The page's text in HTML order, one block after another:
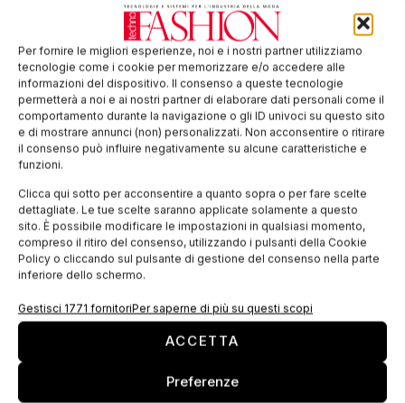
Per fornire le migliori esperienze, noi e i nostri partner utilizziamo
tecnologie come i cookie per memorizzare e/o accedere alle
informazioni del dispositivo. Il consenso a queste tecnologie
permetterà a noi e ai nostri partner di elaborare dati personali come il
comportamento durante la navigazione o gli ID univoci su questo sito
e di mostrare annunci (non) personalizzati. Non acconsentire o ritirare
il consenso può influire negativamente su alcune caratteristiche e
funzioni.
Clicca qui sotto per acconsentire a quanto sopra o per fare scelte
dettagliate. Le tue scelte saranno applicate solamente a questo
sito. È possibile modificare le impostazioni in qualsiasi momento,
compreso il ritiro del consenso, utilizzando i pulsanti della Cookie
Policy o cliccando sul pulsante di gestione del consenso nella parte
inferiore dello schermo.
Gestisci 1771 fornitoriPer saperne di più su questi scopi
ACCETTA
Preferenze
ISCRIVITI ALLA NEWSLETTER
TI POTREBBERO INTERESSARE